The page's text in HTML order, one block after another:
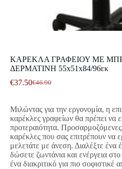
ΚΑΡΕΚΛΑ ΓΡΑΦΕΙΟΥ ΜΕ
ΔΕΡΜΑΤΙΝΗ 55x51x84/96εκ
€46.90
Original
€46.90.
€37.50Η
είναι:
€37.50.
Μιλώντας για την εργονομία, η
καρέκλες γραφείων θα πρέπει να
προτεραιότητα.
καρέκλες που σας επιτρέπουν να
μελετάτε με άνεση. Διαλέξτε ένα
δώσετε ζωντάνια και ενέργεια
ένα διακριτικό για πιο σοφιστικέ